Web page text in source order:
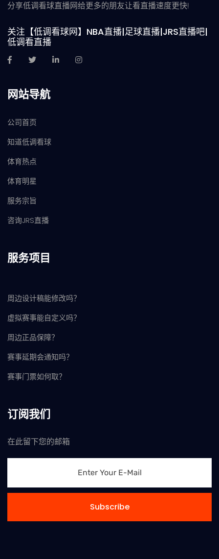
分享低调看球直播网给更多的朋友让看直播速度更快!
关注【低调看球网】NBA直播|足球直播|JRS直播吧|
低调看直播
网站导航
公司首页
知道低调看球
体育热点
体育明星
服务宗旨
咨询JRS直播
服务项目
周边设计稿能修改吗？
虚拟赛事能自定义吗？
周边正品保障？
赛事延期会通知吗？
赛事门票如何取？
订阅我们
在此留下您的邮箱
Subscribe